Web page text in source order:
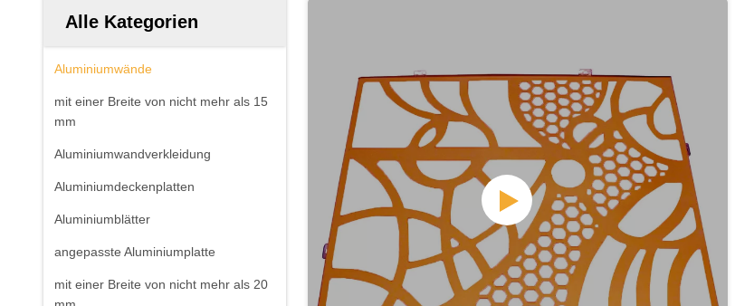
Alle Kategorien
Aluminiumwände
mit einer Breite von nicht mehr als 15
mm
Aluminiumwandverkleidung
Aluminiumdeckenplatten
Aluminiumblätter
angepasste Aluminiumplatte
mit einer Breite von nicht mehr als 20